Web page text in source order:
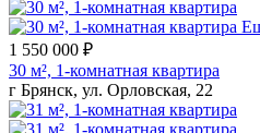
1 550 000 ₽
30 м², 1-комнатная квартира
г Брянск, ул. Орловская, 22